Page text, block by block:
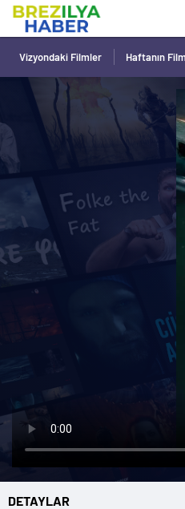
Vizyondaki Filmler Haftanın
DETAYLAR